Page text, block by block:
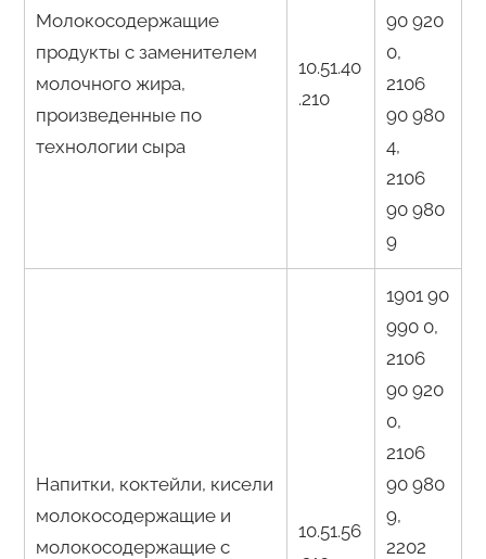
Молокосодержащие
продукты с заменителем
молочного жира,
произведенные по
технологии сыра
10.51.40
.210
90 920
0,
2106
90 980
4,
2106
90 980
9
Напитки, коктейли, кисели
молокосодержащие и
молокосодержащие с
10.51.56
1901 90
990 0,
2106
90 920
0,
2106
90 980
9,
2202